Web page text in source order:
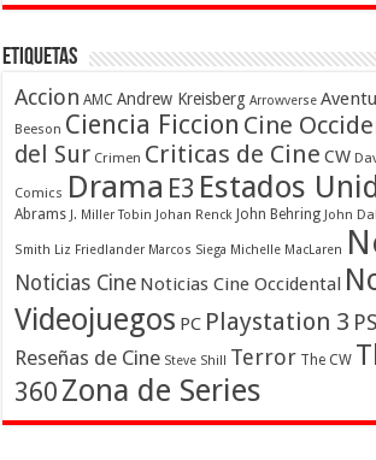
Etiquetas
Accion AMC Andrew Kreisberg Arrowverse
Beeson Ciencia Ficcion Cine
del Sur Crimen Criticas de Cine CW
Comics Drama E3 Estados
Abrams J. Miller Tobin Johan Renck John Behring John
Smith Liz Friedlander Marcos Siega Michelle MacLaren
Noticias Cine Noticias Cine Occidental
Videojuegos PC Playstation 3
Reseñas de Cine Steve Shill Terror The CW
360 Zona de Series